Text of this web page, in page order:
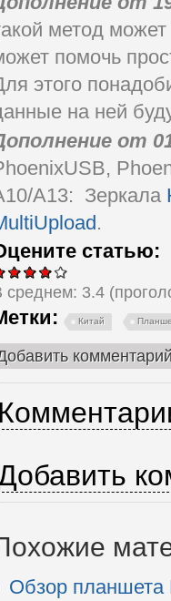
метод
помочь
этого
на ней
от
A13: Зеркала
.
статью:
среднем: 3.4
Китай
Обзор планшета